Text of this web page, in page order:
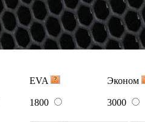
EVA
Эконом
1800
3000